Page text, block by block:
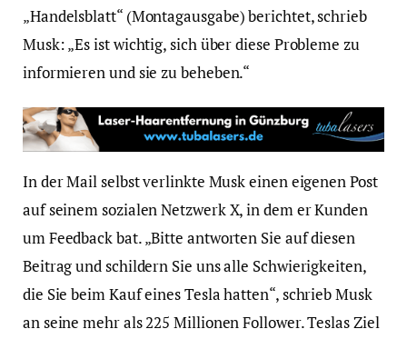
„Handelsblatt“ (Montagausgabe) berichtet, schrieb
Musk: „Es ist wichtig, sich über diese Probleme zu
informieren und sie zu beheben.“
In der Mail selbst verlinkte Musk einen eigenen Post
auf seinem sozialen Netzwerk X, in dem er Kunden
um Feedback bat. „Bitte antworten Sie auf diesen
Beitrag und schildern Sie uns alle Schwierigkeiten,
die Sie beim Kauf eines Tesla hatten“, schrieb Musk
an seine mehr als 225 Millionen Follower. Teslas Ziel